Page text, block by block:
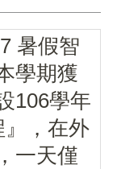
暑假智
學期獲
106學年
』，在外
一天僅